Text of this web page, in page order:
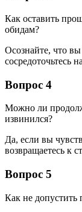
Как оставить
обидам?
Осознайте, что
сосредоточьтесь
Вопрос 4
Можно ли
извинился?
Да, если вы
возвращаетесь к
Вопрос 5
Как не допустить